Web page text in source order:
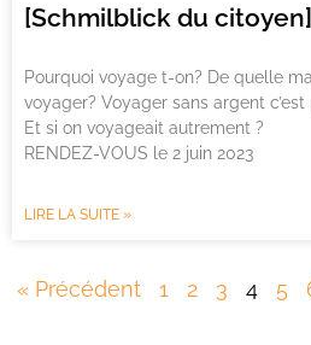
[Schmilblick du
Pourquoi voyage t-on? De quelle
voyager? Voyager sans argent c’est
Et si on voyageait autrement ?
RENDEZ-VOUS le 2 juin 2023
LIRE LA SUITE »
« Précédent 1 2 3 4 5